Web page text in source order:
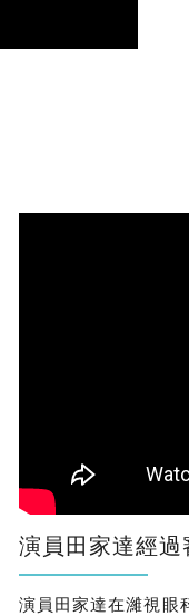
演員田家達經過審慎
演員田家達在濰視眼